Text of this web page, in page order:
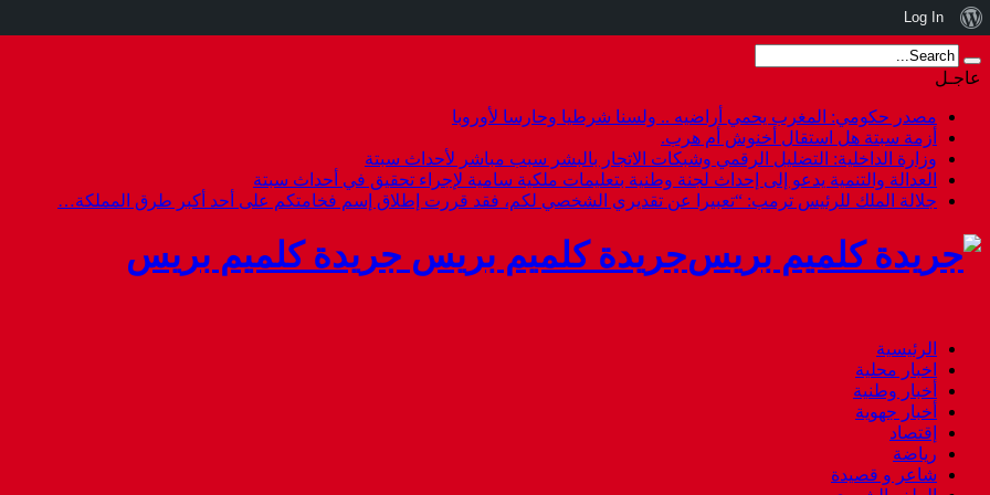
عاجـل
مصدر حكومي: المغرب يحمي أراضيه .. ولسنا شرطيا وحارسا لأوروبا
أزمة سبتة هل استقال أخنوش أم هرب.
وزارة الداخلية: التضليل الرقمي وشبكات الاتجار بالبشر سبب مباشر لأحداث سبتة
العدالة والتنمية يدعو إلى إحداث لجنة وطنية بتعليمات ملكية سامية لإجراء تحقيق في أحداث سبتة
جلالة الملك للرئيس ترمب: “تعبيرا عن تقديري الشخصي لكم، فقد قررت إطلاق إسم فخامتكم على أحد أكبر طرق المملكة…
جريدة كلميم بريس جريدة كلميم بريس
الرئيسية
اخبار محلية
أخبار وطنية
أخبار جهوية
إقتصاد
رياضة
شاعر و قصيدة
نبذة
عن
ووردبريس
Log In